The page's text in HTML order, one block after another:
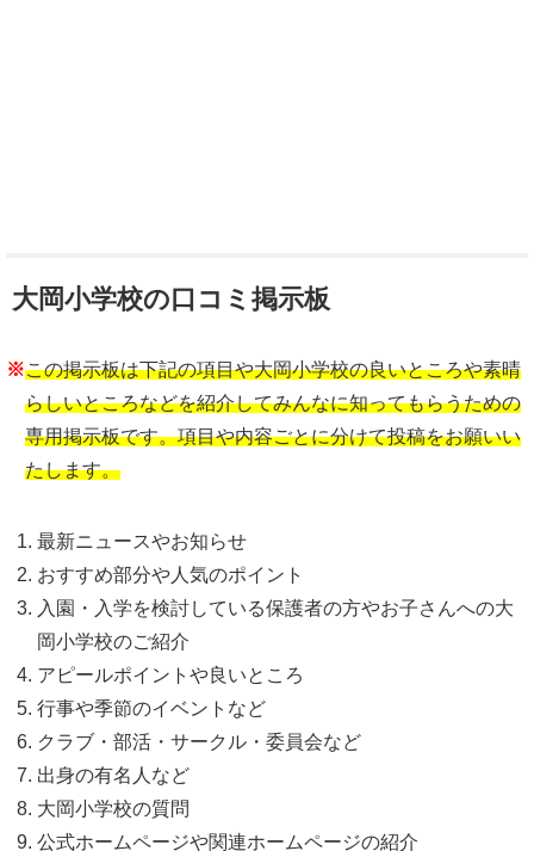
大岡小学校の口コミ掲示板
※この掲示板は下記の項目や大岡小学校の良いところや素晴
らしいところなどを紹介してみんなに知ってもらうための
専用掲示板です。項目や内容ごとに分けて投稿をお願いい
たします。
最新ニュースやお知らせ
おすすめ部分や人気のポイント
入園・入学を検討している保護者の方やお子さんへの大
岡小学校のご紹介
アピールポイントや良いところ
行事や季節のイベントなど
クラブ・部活・サークル・委員会など
出身の有名人など
大岡小学校の質問
公式ホームページや関連ホームページの紹介